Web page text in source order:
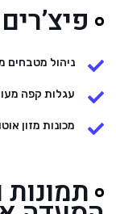
ניהול מטבחים
עגלות קפה
מכונות מזון